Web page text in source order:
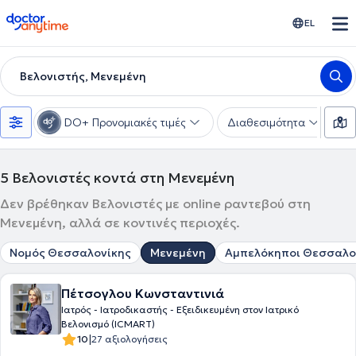
doctoranytime EL
Βελονιστής, Μενεμένη
DO+ Προνομιακές τιμές Διαθεσιμότητα
5 Βελονιστές κοντά στη Μενεμένη
Δεν βρέθηκαν Βελονιστές με online ραντεβού στη
Μενεμένη, αλλά σε κοντινές περιοχές.
Νομός Θεσσαλονίκης Μενεμένη Αμπελόκηποι
Πέτσογλου Κωνσταντινιά
Ιατρός - Ιατροδικαστής - Εξειδικευμένη στον Ιατρικό
Βελονισμό (ICMART)
10|27 αξιολογήσεις